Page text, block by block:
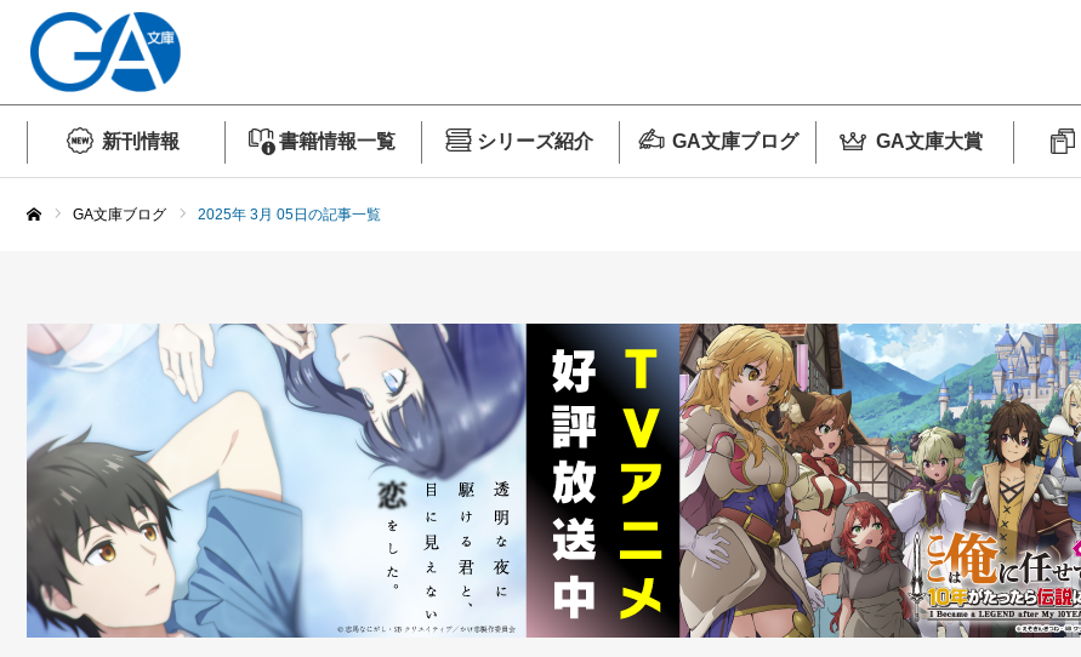
新刊情報 書籍情報一覧 シリーズ紹介 GA文庫ブログ GA文庫大賞
GA文庫ブログ 2025年 3月 05日の記事一覧